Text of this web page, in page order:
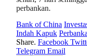
perbankan.
Bank of China
Indah Kapuk
Share. Facebook
Telegram Email